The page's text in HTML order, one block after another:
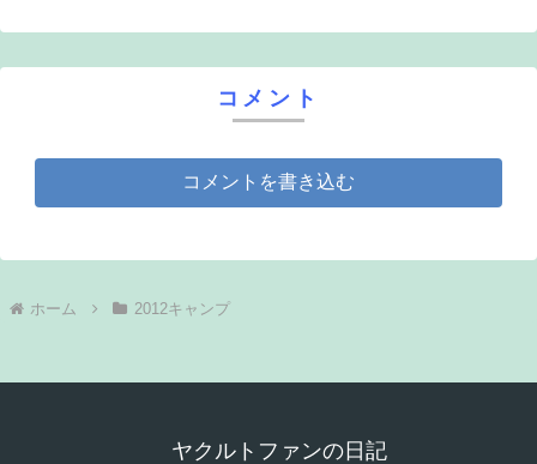
コメント
コメントを書き込む
ホーム 2012キャンプ
ヤクルトファンの日記